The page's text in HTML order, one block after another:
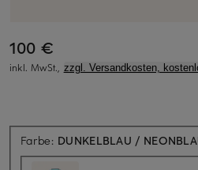
100 €
inkl. MwSt., zzgl. Versandkosten,
Farbe: DUNKELBLAU /